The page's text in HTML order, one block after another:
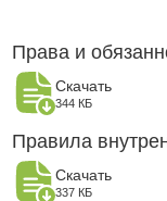
Права и
Скачать
344 КБ
Правила
Скачать
337 КБ